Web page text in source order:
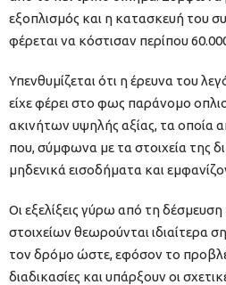
εξοπλισμός και η κατασκευή του
φέρεται να κόστισαν περίπου
Υπενθυμίζεται ότι η έρευνα του
είχε φέρει στο φως παράνομο
ακινήτων υψηλής αξίας, τα οποία
που, σύμφωνα με τα στοιχεία της
μηδενικά εισοδήματα και
Οι εξελίξεις γύρω από τη
στοιχείων θεωρούνται ιδιαίτερα
τον δρόμο ώστε, εφόσον το
διαδικασίες και υπάρξουν οι